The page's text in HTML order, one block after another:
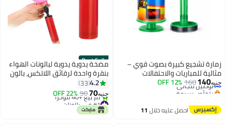
زمارة تشجيع كبيرة بصوت قوي –
مثالية للمباريات والاحتفالات
والفعاليات
جنيه140
160
12% OFFتوصيل مجاني
بتخلّص بسرعة
توصيل مجاني
احصل عليه خلال 11
Best Seller
مضخة يدوية يدوية لبالونات الهواء
بنقرة واحدة لرقائق اللاتكس، بالون
مطاطي هيليوم هوائي/مضخة
هواء/منفاخ بالونات (اللون: متعددة
الالوان)
4.2
33
جنيه70
90
22% OFF
#1 في بالونات
أقل سعر في 30 يوم
تم بيع +40 مؤخرًا